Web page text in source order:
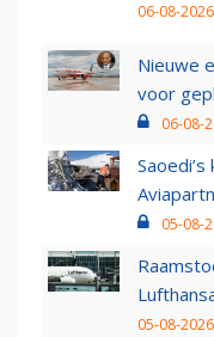
06-08-
Nieuwe
voor
06-08-
05-08-
05-08-